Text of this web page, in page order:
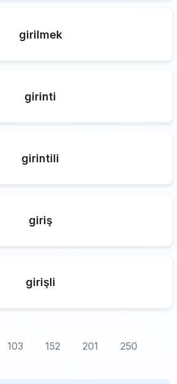
girilmek
girinti
girintili
giriş
girişli
103 152 201 250